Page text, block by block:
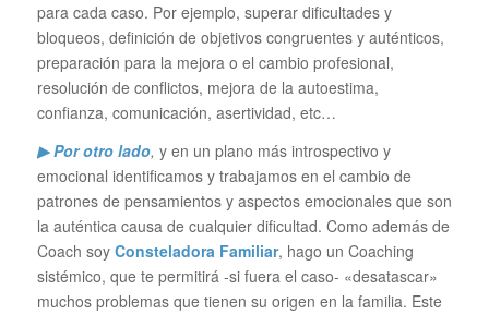
para cada caso. Por ejemplo, superar dificultades y
bloqueos, definición de objetivos congruentes y auténticos,
preparación para la mejora o el cambio profesional,
resolución de conflictos, mejora de la autoestima,
confianza, comunicación, asertividad, etc…
▶ Por otro lado, y en un plano más introspectivo y
emocional identificamos y trabajamos en el cambio de
patrones de pensamientos y aspectos emocionales que son
la auténtica causa de cualquier dificultad. Como además de
Coach soy Consteladora Familiar, hago un Coaching
sistémico, que te permitirá -si fuera el caso- «desatascar»
muchos problemas que tienen su origen en la familia. Este